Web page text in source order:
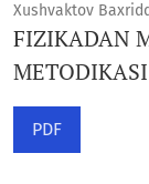
Xushvaktov
FIZIKADAN
METODIKASI
PDF